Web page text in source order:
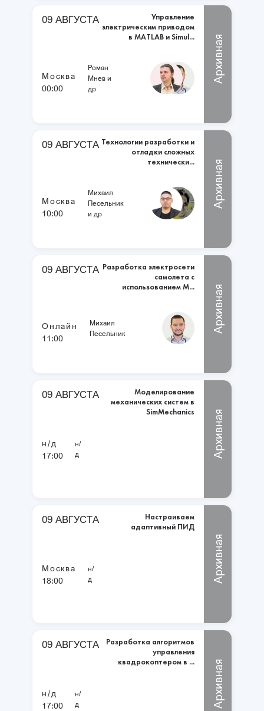
09 АВГУСТА
Управление
электрическим приводом
в MATLAB и Simul...
Москва
00:00
Роман
Мнев и
др
Архивная
09 АВГУСТА Технологии разработки и
отладки сложных
технически...
Москва
10:00
Михаил
Песельник
и др
Архивная
09 АВГУСТА Разработка электросети
самолета с
использованием М...
Онлайн
11:00
Михаил
Песельник
Архивная
09 АВГУСТА
Моделирование
механических систем в
SimMechanics
н/д
17:00
н/
д
Архивная
09 АВГУСТА
Настраиваем
адаптивный ПИД
Москва
18:00
н/
д
Архивная
09 АВГУСТА
Разработка алгоритмов
управления
квадрокоптером в ...
н/д
17:00
н/
д
Архивная